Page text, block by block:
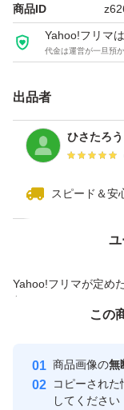
商品ID
Yahoo!フリマ
代金は運営が一旦預
出品者
ひさたろう
スピード＆安
ユ
Yahoo!フリマが定め
付与しています
安心取引出品者
取引実績
価格の相
この
商品画像の無
コピーされた
してください
この商品をみてい